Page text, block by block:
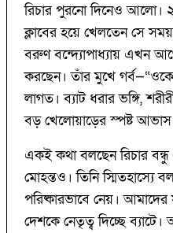
রিচার পুরনো দিনেও আলো।
ক্লাবের হয়ে খেলতেন সে
বরুণ বন্দ্যোপাধ্যায় এখন
করছেন। তাঁর মুখে
লাগত। ব্যাট ধরার ভঙ্গি,
বড় খেলোয়াড়ের স্পষ্ট
একই কথা বলছেন রিচার বন্ধু
মোহন্তও। তিনি স্মিতহাস্যে
পরিষ্কারভাবে নেয়।
দেশকে নেতৃত্ব দিচ্ছে